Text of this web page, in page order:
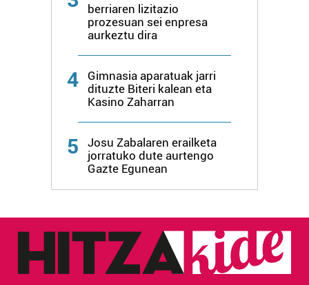
berriaren lizitazio
prozesuan sei enpresa
aurkeztu dira
4
Gimnasia aparatuak jarri
dituzte Biteri kalean eta
Kasino Zaharran
5
Josu Zabalaren erailketa
jorratuko dute aurtengo
Gazte Egunean